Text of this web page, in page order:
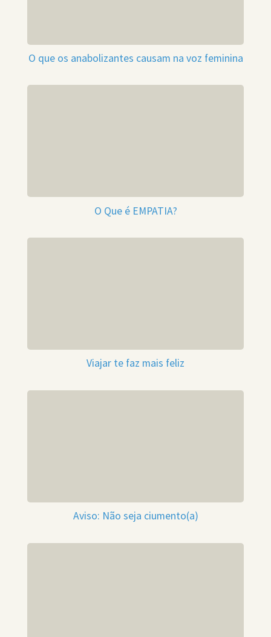
O que os anabolizantes causam na voz feminina
O Que é EMPATIA?
Viajar te faz mais feliz
Aviso: Não seja ciumento(a)